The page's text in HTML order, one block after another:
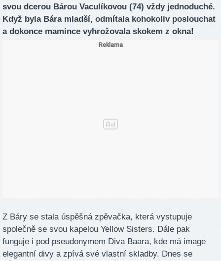
svou dcerou Bárou Vaculíkovou (74) vždy jednoduché.
Když byla Bára mladší, odmítala kohokoliv poslouchat
a dokonce mamince vyhrožovala skokem z okna!
Z Báry se stala úspěšná zpěvačka, která vystupuje
společně se svou kapelou Yellow Sisters. Dále pak
funguje i pod pseudonymem Diva Baara, kde má image
elegantní divy a zpívá své vlastní skladby. Dnes se